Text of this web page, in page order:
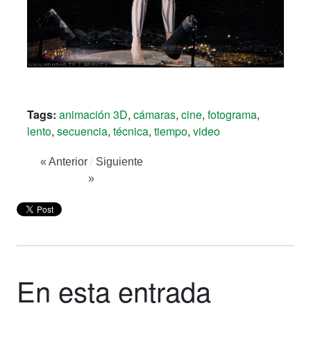
Tags: animación 3D, cámaras, cine, fotograma,
lento, secuencia, técnica, tiempo, video
« Anterior / Siguiente
»
En esta entrada